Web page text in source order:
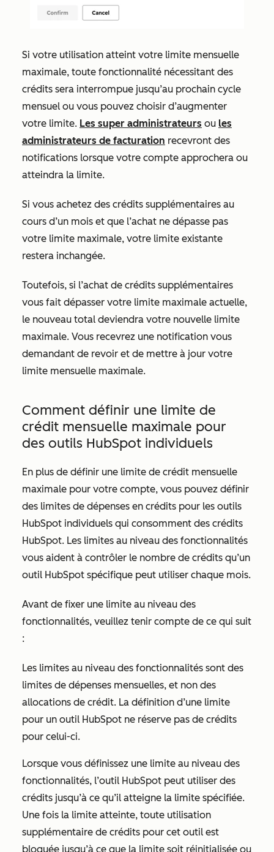
Si votre utilisation atteint votre limite mensuelle
maximale, toute fonctionnalité nécessitant des
crédits sera interrompue jusqu’au prochain cycle
mensuel ou vous pouvez choisir d’augmenter
votre limite. Les super administrateurs ou les
administrateurs de facturation recevront des
notifications lorsque votre compte approchera ou
atteindra la limite.
Si vous achetez des crédits supplémentaires au
cours d’un mois et que l’achat ne dépasse pas
votre limite maximale, votre limite existante
restera inchangée.
Toutefois, si l’achat de crédits supplémentaires
vous fait dépasser votre limite maximale actuelle,
le nouveau total deviendra votre nouvelle limite
maximale. Vous recevrez une notification vous
demandant de revoir et de mettre à jour votre
limite mensuelle maximale.
Comment définir une limite de
crédit mensuelle maximale pour
des outils HubSpot individuels
En plus de définir une limite de crédit mensuelle
maximale pour votre compte, vous pouvez définir
des limites de dépenses en crédits pour les outils
HubSpot individuels qui consomment des crédits
HubSpot. Les limites au niveau des fonctionnalités
vous aident à contrôler le nombre de crédits qu’un
outil HubSpot spécifique peut utiliser chaque mois.
Avant de fixer une limite au niveau des
fonctionnalités, veuillez tenir compte de ce qui suit
:
Les limites au niveau des fonctionnalités sont des
limites de dépenses mensuelles, et non des
allocations de crédit. La définition d’une limite
pour un outil HubSpot ne réserve pas de crédits
pour celui-ci.
Lorsque vous définissez une limite au niveau des
fonctionnalités, l’outil HubSpot peut utiliser des
crédits jusqu’à ce qu’il atteigne la limite spécifiée.
Une fois la limite atteinte, toute utilisation
supplémentaire de crédits pour cet outil est
bloquée jusqu’à ce que la limite soit réinitialisée ou